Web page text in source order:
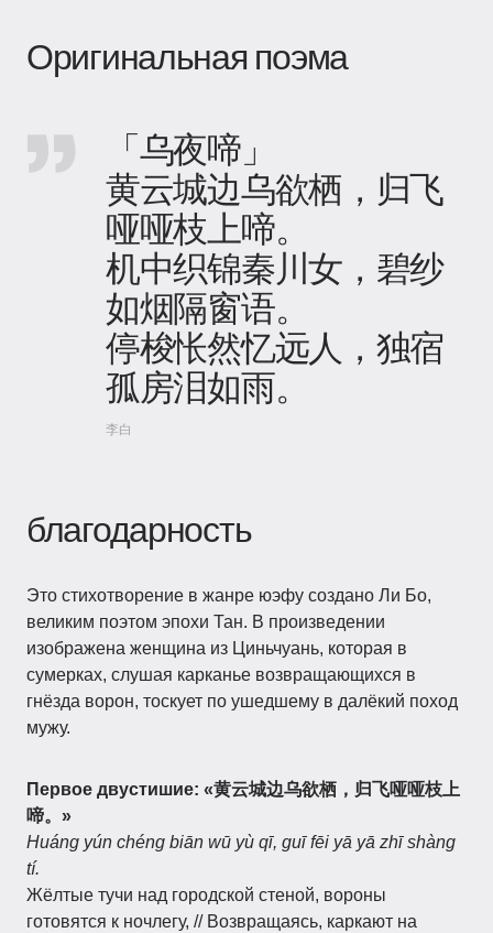
Оригинальная поэма
「乌夜啼」
黄云城边乌欲栖，归飞
哑哑枝上啼。
机中织锦秦川女，碧纱
如烟隔窗语。
停梭怅然忆远人，独宿
孤房泪如雨。
李白
благодарность
Это стихотворение в жанре юэфу создано Ли Бо,
великим поэтом эпохи Тан. В произведении
изображена женщина из Циньчуань, которая в
сумерках, слушая карканье возвращающихся в
гнёзда ворон, тоскует по ушедшему в далёкий поход
мужу.
Первое двустишие: «黄云城边乌欲栖，归飞哑哑枝上
啼。»
Huáng yún chéng biān wū yù qī, guī fēi yā yā zhī shàng
tí.
Жёлтые тучи над городской стеной, вороны
готовятся к ночлегу, // Возвращаясь, каркают на